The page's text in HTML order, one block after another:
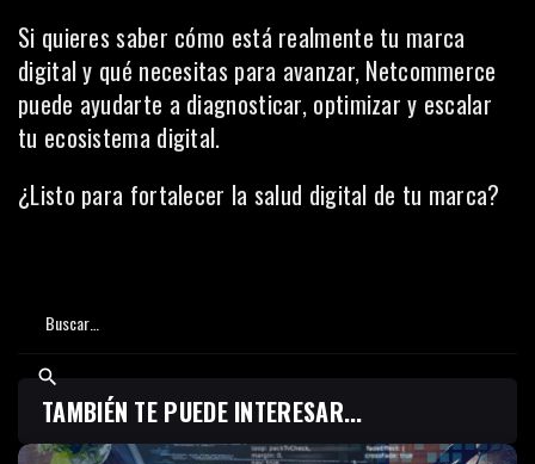
Si quieres saber cómo está realmente tu marca
digital y qué necesitas para avanzar, Netcommerce
puede ayudarte a diagnosticar, optimizar y escalar
tu ecosistema digital.
¿Listo para fortalecer la salud digital de tu marca?
TAMBIÉN TE PUEDE INTERESAR...